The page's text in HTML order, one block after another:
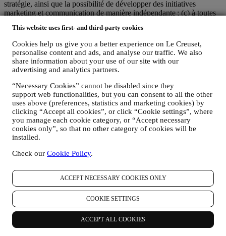
This website uses first- and third-party cookies
Cookies help us give you a better experience on Le Creuset,
personalise content and ads, and analyse our traffic. We also
share information about your use of our site with our
advertising and analytics partners.
“Necessary Cookies” cannot be disabled since they
support web functionalities, but you can consent to all the other
uses above (preferences, statistics and marketing cookies) by
clicking “Accept all cookies”, or click “Cookie settings”, where
you manage each cookie category, or “Accept necessary
cookies only”, so that no other category of cookies will be
installed.
Check our Cookie Policy.
ACCEPT NECESSARY COOKIES ONLY
COOKIE SETTINGS
ACCEPT ALL COOKIES
stratégie, ainsi que la possibilité de développer des initiatives
marketing et communication de manière indépendante ; (c) à toutes
sur vos données.
3. POURQUOI COLLECTONS-NOUS CES INFORMATIONS ?
Nous pouvons traiter vos données aux fins suivantes :
POUR RÉPONDRE À NOS OBLIGATIONS LÉGALES.
concernant afin de répondre à nos obligations légales, ainsi
qu’à d’autres obligations découlant d’instructions émises par
les pouvoirs publics.
POUR CRÉER UN COMPTE LE CREUSET.
Nous utiliserons vos données pour créer un compte Le
Creuset, qui vous donnera accès à une série d’avantages
réservés aux utilisateurs enregistrés, qui vous permettra de
mieux tirer profit de nos services, comme un passage plus
rapide à la caisse et la sauvegarde de multiples adresses
Toute activité de traitement est requise pour nous permettre de
vous offrir ces services en tant que détenteur d’un compte Le
POUR GÉRER VOS COMMANDES ET ASSURER LA
FOURNITURE DE NOS PRODUITS OU LA
PRESTATION DE NOS SERVICES ET VOUS